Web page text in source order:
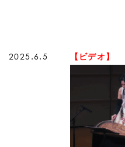
2025.6.5 【ビデオ】